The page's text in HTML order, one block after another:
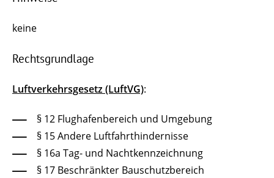
keine
Rechtsgrundlage
Luftverkehrsgesetz (LuftVG):
§ 12 Flughafenbereich und Umgebung
§ 15 Andere Luftfahrthindernisse
§ 16a Tag- und Nachtkennzeichnung
§ 17 Beschränkter Bauschutzbereich